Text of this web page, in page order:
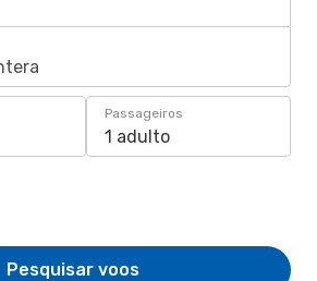
Passageiros
1 adulto
Pesquisar voos